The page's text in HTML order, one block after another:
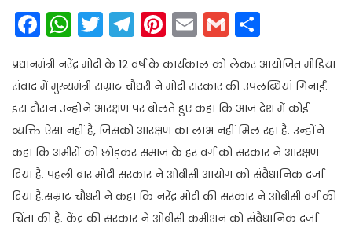
Facebook
WhatsApp
Twitter
Telegram
Pinterest
EmailGmail
प्रधानमंत्री नरेंद्र मोदी के 12 वर्ष के कार्यकाल को लेकर आयोजित मीडिया
संवाद में मुख्यमंत्री सम्राट चौधरी ने मोदी सरकार की उपलब्धियां गिनाईं.
इस दौरान उन्होंने आरक्षण पर बोलते हुए कहा कि आज देश में कोई
व्यक्ति ऐसा नहीं है, जिसको आरक्षण का लाभ नहीं मिल रहा है. उन्होंने
कहा कि अमीरों को छोड़कर समाज के हर वर्ग को सरकार ने आरक्षण
दिया है. पहली बार मोदी सरकार ने ओबीसी आयोग को संवैधानिक दर्जा
दिया है.सम्राट चौधरी ने कहा कि नरेंद्र मोदी की सरकार ने ओबीसी वर्ग की
चिंता की है. केंद्र की सरकार ने ओबीसी कमीशन को संवैधानिक दर्जा